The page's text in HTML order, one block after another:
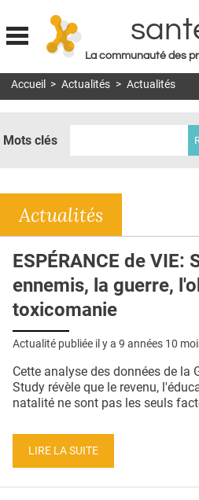
Jump to
La communauté des
MON COMPTE
DOSSIERS
RÉSEAUX
E-REVUE SAD
THÉMA
L'APP
PUBLICITÉ
CONTACT
Accueil > Actualités > Actualités
Mots clés
Actualités
ESPÉRANCE de VIE:
ennemis, la guerre,
toxicomanie
Actualité publiée il y a 9 années 10
Cette analyse des données de la
Study révèle que le revenu,
natalité ne sont pas les seuls
LIRE LA SUITE